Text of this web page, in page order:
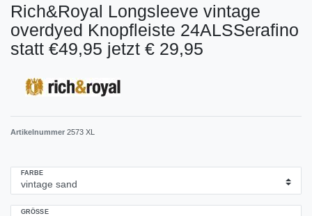
Rich&Royal Longsleeve vintage
overdyed Knopfleiste 24ALSSerafino
statt €49,95 jetzt € 29,95
Artikelnummer 2573 XL
FARBE
GRÖSSE